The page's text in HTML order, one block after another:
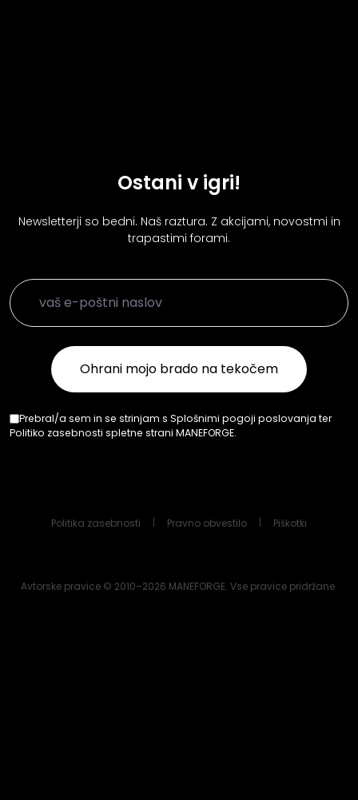
Ostani v igri!
Newsletterji so bedni. Naš raztura. Z akcijami, novostmi in
trapastimi forami.
Prebral/a sem in se strinjam s Splošnimi pogoji poslovanja ter
Politiko zasebnosti spletne strani MANEFORGE.
Avtorske pravice © 2010–2026 MANEFORGE. Vse pravice pridržane.
Politika zasebnosti Pravno obvestilo Piškotki